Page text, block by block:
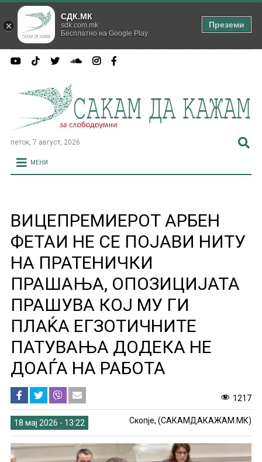
петок, 7 август, 2026
МЕНИ
ВИЦЕПРЕМИЕРОТ АРБЕН
ФЕТАИ НЕ СЕ ПОЈАВИ НИТУ
НА ПРАТЕНИЧКИ
ПРАШАЊА, ОПОЗИЦИЈАТА
ПРАШУВА КОЈ МУ ГИ
ПЛАЌА ЕГЗОТИЧНИТЕ
ПАТУВАЊА ДОДЕКА НЕ
ДОАЃА НА РАБОТА
1217
18 мај 2026 - 13:22 Скопје, (САКАМДАКАЖАМ.МК)
СДК.МК
sdk.com.mk
Бесплатно на Google Play
Преземи